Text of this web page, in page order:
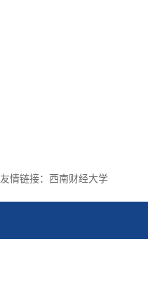
友情链接： 西南财经大学